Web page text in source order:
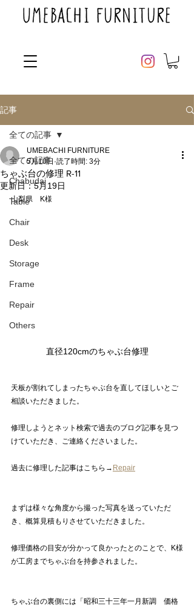
記事
全ての記事
Chabudai
Table
Chair
Desk
Storage
Frame
Repair
Others
全ての記事
ちゃぶ台の修理 R-11
UMEBACHI FURNITURE
5月10日 読了時間: 3分
更新日：5月19日
山梨県　K様
直径120cmのちゃぶ台修理
天板が割れてしまったちゃぶ台を直してほしいとご
相談いただきました。
修理しようとネット検索で過去のブログ記事を見つ
けていただき、ご連絡くださいました。
過去に修理した記事はこちら→ Repair
まずは様々な角度から撮った写真を送っていただ
き、概算見積もりさせていただきました。
修理価格の目安が分かって良かったとのことで、K様
が工房までちゃぶ台を持参されました。
ちゃぶ台の裏側には「昭和三十三年一月新調　価格